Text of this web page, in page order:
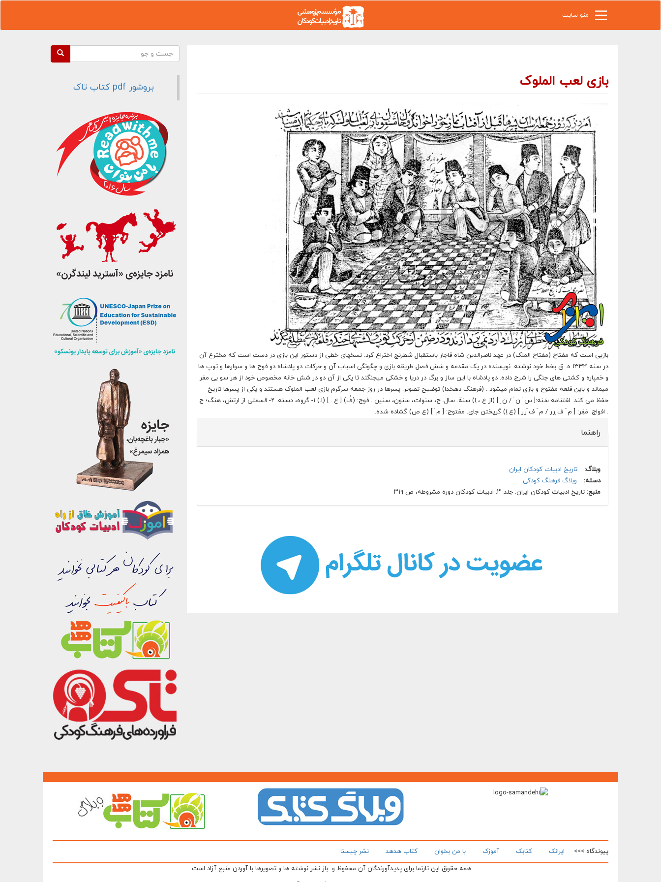
منو سایت
بازی لعب الملوک
بازیی است که مفتاح (مفتاح الملک) در عهد ناصرالدین شاه قاجار باستقبال شطرنج اختراع کرد. نسخهای خطی از دستور این بازی در دست است که مخترع آن
در سنه ۱۳۳۴ ه. ق بخط خود نوشته. نویسنده در یک مقدمه و شش فصل طریقه بازی و چگونگی اسباب آن و حرکات دو پادشاه دو فوج ها و سوارها و توپ ها
و خمپاره و کشتی های جنگی را شرح داده. دو پادشاه با این ساز و برگ در دریا و خشکی میجنگند تا یکی از آن دو در شش خانه مخصوص خود از هر سو بی مفر
میماند و باین قلعه مفتوح و بازی تمام میشود . (فرهنگ دهخدا) توضیح تصویر: پسرها در روز جمعه سرگرم بازی لعب الملوک هستند و یکی از پسرها تاریخ
حفظ می کند. لغتنامه سَنه:[ س َ ن َ / ن ِ ] (از ع ، اِ) سنة. سال. ج، سنوات، سنون، سنین . فوج: (فُ) [ ع . ] (اِ.) ۱- گروه، دسته. ۲- قسمتی از ارتش، هنگ؛ ج
. افواج. مَفِر: [ م َ ف ِرر / م َ ف َرر ] (ع اِ) گریختن جای. مفتوح: [ م َ ] (ع ص) گشاده شده.
راهنما
وبلاگ:
تاریخ ادبیات کودکان ایران
دسته:
وبلاگ فرهنگ کودکی
منبع: تاریخ ادبیات کودکان ایران: جلد ۳: ادبیات کودکان دوره مشروطه، ص ۳۱۹
فرم جستجو
بروشور pdf کتاب تاک
پیوندگاه >>> ایرانک کتابک آموزک با من بخوان کتاب هدهد
نشر چیستا
همه حقوق این تارنما برای پدیدآورندگان آن محفوظ و باز نشر نوشته ها و تصویرها با آوردن منبع آزاد است.